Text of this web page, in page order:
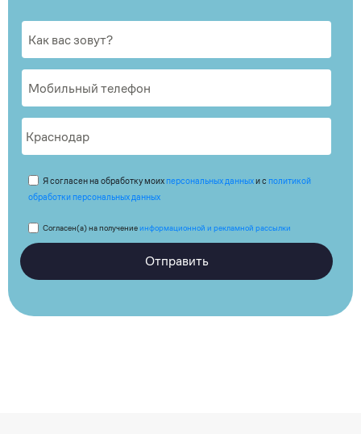
Я согласен на обработку моих персональных данныхи с политикой
обработки персональных данных
Согласен(а) на получениеинформационной и рекламной рассылки
Отправить